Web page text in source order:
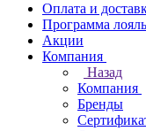
Оплата и
Программа
Акции
Компания
Назад
Компания
Бренды